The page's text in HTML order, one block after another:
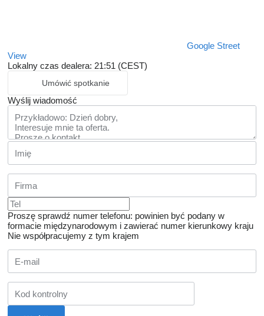
Google Street
View
Lokalny czas dealera: 21:51 (CEST)
Umówić spotkanie
Wyślij wiadomość
Proszę sprawdź numer telefonu: powinien być podany w
formacie międzynarodowym i zawierać numer kierunkowy kraju
Nie współpracujemy z tym krajem